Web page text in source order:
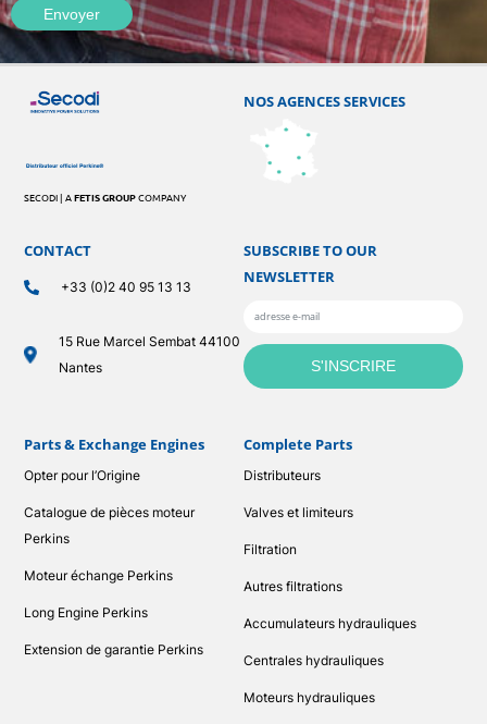
SECODI | AFETIS GROUPCOMPANY
Parts & Exchange Engines
Opter pour l’Origine
Catalogue de pièces moteur
Perkins
Moteur échange Perkins
Long Engine Perkins
Extension de garantie Perkins
CONTACT
+33 (0)2 40 95 13 13
15 Rue Marcel Sembat 44100
Nantes
Complete Parts
Distributeurs
Valves et limiteurs
Filtration
Autres filtrations
Accumulateurs hydrauliques
Centrales hydrauliques
Moteurs hydrauliques
NOS AGENCES SERVICES
SUBSCRIBE TO OUR
NEWSLETTER